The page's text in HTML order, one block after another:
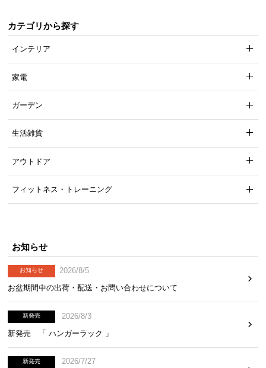
カテゴリから探す
インテリア
家電
ガーデン
生活雑貨
アウトドア
フィットネス・トレーニング
お知らせ
お知らせ
2026/8/5
お盆期間中の出荷・配送・お問い合わせについて
新発売
2026/8/3
新発売 「 ハンガーラック 」
新発売
2026/7/27